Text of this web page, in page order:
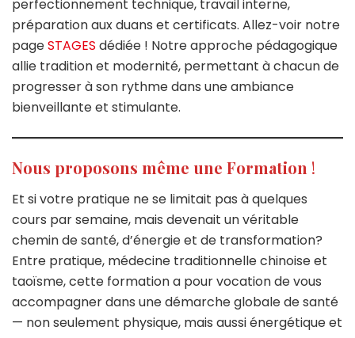
perfectionnement technique, travail interne,
préparation aux duans et certificats. Allez-voir notre
pageSTAGES dédiée ! Notre approche pédagogique
allie tradition et modernité, permettant à chacun de
progresser à son rythme dans une ambiance
bienveillante et stimulante.
Nous proposons même une Formation !
Et si votre pratique ne se limitait pas à quelques
cours par semaine, mais devenait un véritable
chemin de santé, d’énergie et de transformation?
Entre pratique, médecine traditionnelle chinoise et
taoïsme, cette formation a pour vocation de vous
accompagner dans une démarche globale de santé
— non seulement physique, mais aussi énergétique et